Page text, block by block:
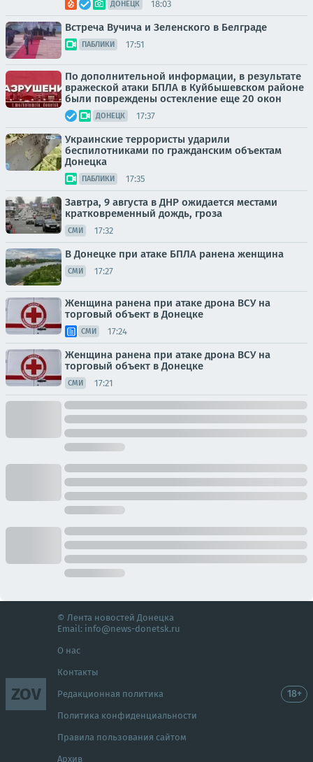
ДОНЕЦК 18:03
Встреча Вучича и Зеленского в Белграде
ПАБЛИКИ 17:51
По дополнительной информации, в результате
вражеской атаки БПЛА в Куйбышевском районе
были повреждены остекление еще 20 окон
ДОНЕЦК 17:37
Украинские террористы ударили
беспилотниками по гражданским объектам
Донецка
ПАБЛИКИ 17:35
Завтра, 9 августа в ДНР ожидается местами
кратковременный дождь, гроза
СМИ 17:32
В Донецке при атаке БПЛА ранена женщина
СМИ 17:27
Женщина ранена при атаке дрона ВСУ на
торговый объект в Донецке
СМИ 17:24
Женщина ранена при атаке дрона ВСУ на
торговый объект в Донецке
СМИ 17:21
ZOV
© Лента новостей Донецка
Email: info@news-donetsk.ru
О нас
Контакты
Редакционная политика
Политика конфиденциальности
Правила пользования сайтом
Архив
18+